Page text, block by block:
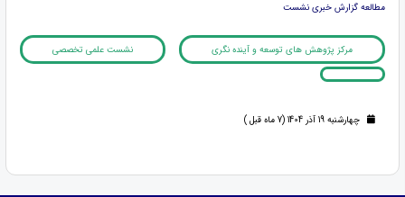
مطالعه گزارش خبری نشست
مرکز پژوهش های توسعه و آینده نگری نشست علمی تخصصی
چهارشنبه 19 آذر 1404 (7 ماه قبل )